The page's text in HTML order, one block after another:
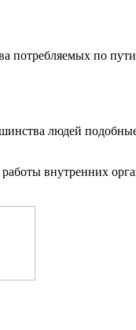
по
людей
внутренних